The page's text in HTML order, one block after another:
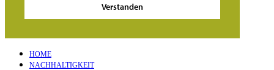
Verstanden
HOME
NACHHALTIGKEIT